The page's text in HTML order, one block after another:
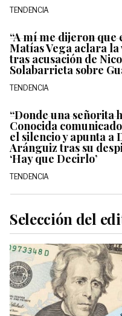
TENDENCIA
“A mí me dijeron que
Matías Vega aclara la
tras acusación de Nico
Solabarrieta sobre
TENDENCIA
“Donde una señorita
Conocida
el silencio y apunta a
Aránguiz tras su
‘Hay que Decirlo’
TENDENCIA
Selección del